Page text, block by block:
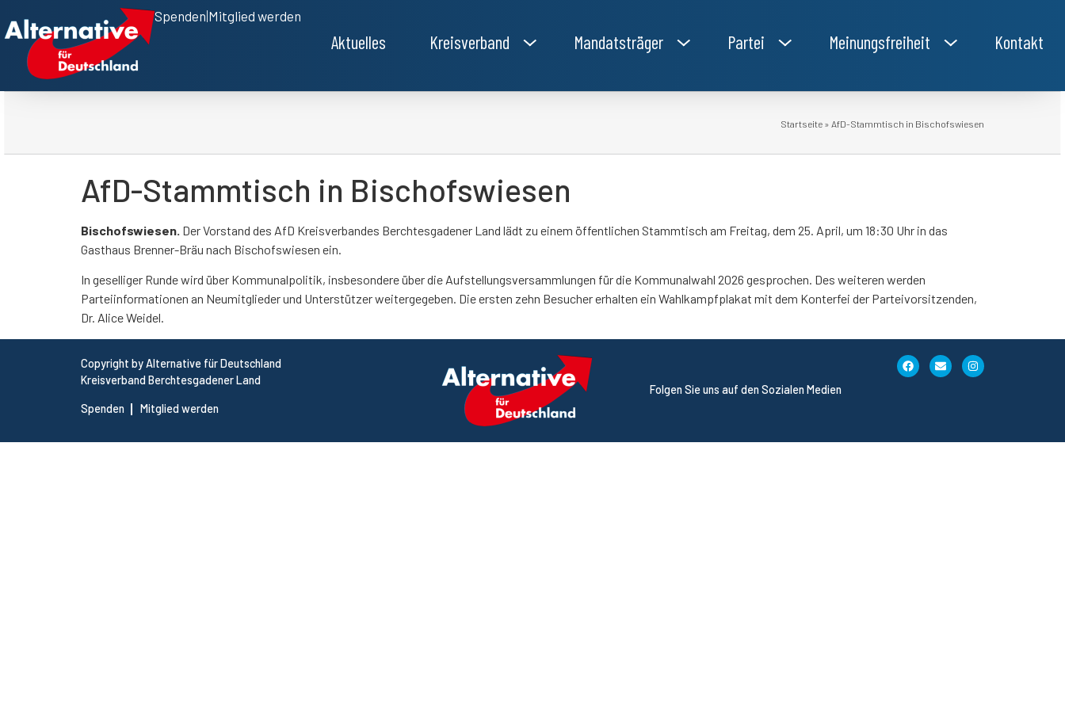
Spenden Mitglied werden
Aktuelles Kreisverband Mandatsträger Partei Meinungsfreiheit Kontakt
Startseite » AfD-Stammtisch in Bischofswiesen
AfD-Stammtisch in Bischofswiesen
Bischofswiesen. Der Vorstand des AfD Kreisverbandes Berchtesgadener Land lädt zu einem öffentlichen Stammtisch am Freitag, dem 25. April, um 18:30 Uhr in das
Gasthaus Brenner-Bräu nach Bischofswiesen ein.
In geselliger Runde wird über Kommunalpolitik, insbesondere über die Aufstellungsversammlungen für die Kommunalwahl 2026 gesprochen. Des weiteren werden
Parteiinformationen an Neumitglieder und Unterstützer weitergegeben. Die ersten zehn Besucher erhalten ein Wahlkampfplakat mit dem Konterfei der Parteivorsitzenden,
Dr. Alice Weidel.
Copyright by Alternative für Deutschland
Kreisverband Berchtesgadener Land
Spenden Mitglied werden
Folgen Sie uns auf den Sozialen Medien